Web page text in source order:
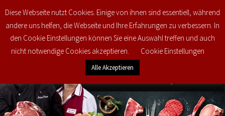
€0,00 0
Diese Webseite nutzt Cookies. Einige von ihnen sind essentiell, während
andere uns helfen, die Webseite und Ihre Erfahrungen zu verbessern. In
den Cookie Einstellungen können Sie eine Auswahl treffen und auch
nicht notwendige Cookies akzeptieren.
Cookie Einstellungen
Alle Akzeptieren